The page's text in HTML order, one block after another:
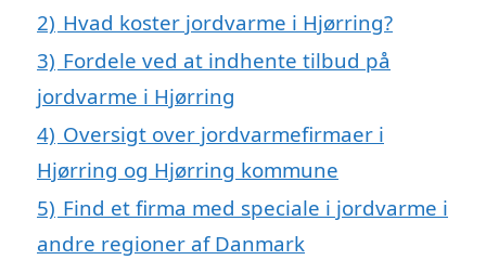
2) Hvad koster jordvarme i Hjørring?
3) Fordele ved at indhente tilbud på
jordvarme i Hjørring
4) Oversigt over jordvarmefirmaer i
Hjørring og Hjørring kommune
5) Find et firma med speciale i jordvarme i
andre regioner af Danmark